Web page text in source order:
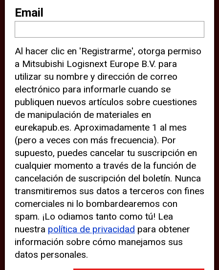
sitio web (por ejemplo, ofreciéndole
información de ubicación). Estas
terceras partes también definen
cookies en su dispositivo y pueden
rastrear su comportamiento en
internet. Al hacer clic en “Aceptar”,
significa que está de acuerdo con el
uso de cookies analíticas y de
terceros para tener una experiencia
óptima en nuestro sitio web. Si
elige “Declinar” el uso de cookies
analíticas y de terceros, evitará que
terceras partes rastreen su
comportamiento en nuestro sitio
web, aunque pueden aparecer
problemas técnicos con el sitio
web. Para obtener más
Email
Al hacer clic en 'Registrarme', otorga permiso
a Mitsubishi Logisnext Europe B.V. para
utilizar su nombre y dirección de correo
electrónico para informarle cuando se
publiquen nuevos artículos sobre cuestiones
de manipulación de materiales en
eurekapub.es. Aproximadamente 1 al mes
(pero a veces con más frecuencia). Por
supuesto, puedes cancelar tu suscripción en
cualquier momento a través de la función de
cancelación de suscripción del boletín. Nunca
transmitiremos sus datos a terceros con fines
comerciales ni lo bombardearemos con
spam. ¡Lo odiamos tanto como tú! Lea
nuestra política de privacidad para obtener
información sobre cómo manejamos sus
datos personales.